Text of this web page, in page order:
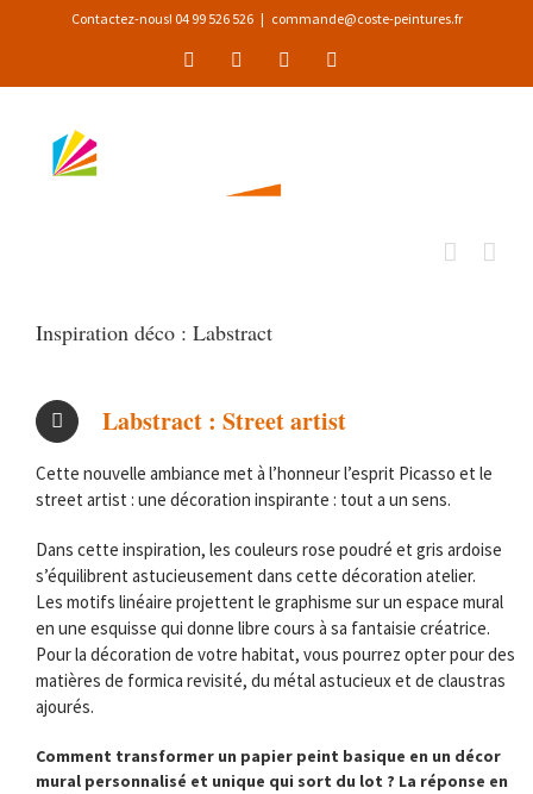
Contactez-nous! 04 99 526 526 | commande@coste-peintures.fr
FacebookInstagramPinterest
Inspiration déco : Labstract
Labstract : Street artist
Cette nouvelle ambiance met à l’honneur l’esprit Picasso et le
street artist : une décoration inspirante : tout a un sens.
Dans cette inspiration, les couleurs rose poudré et gris ardoise
s’équilibrent astucieusement dans cette décoration atelier.
Les motifs linéaire projettent le graphisme sur un espace mural
en une esquisse qui donne libre cours à sa fantaisie créatrice.
Pour la décoration de votre habitat, vous pourrez opter pour des
matières de formica revisité, du métal astucieux et de claustras
ajourés.
Comment transformer un papier peint basique en un décor
mural personnalisé et unique qui sort du lot ? La réponse en